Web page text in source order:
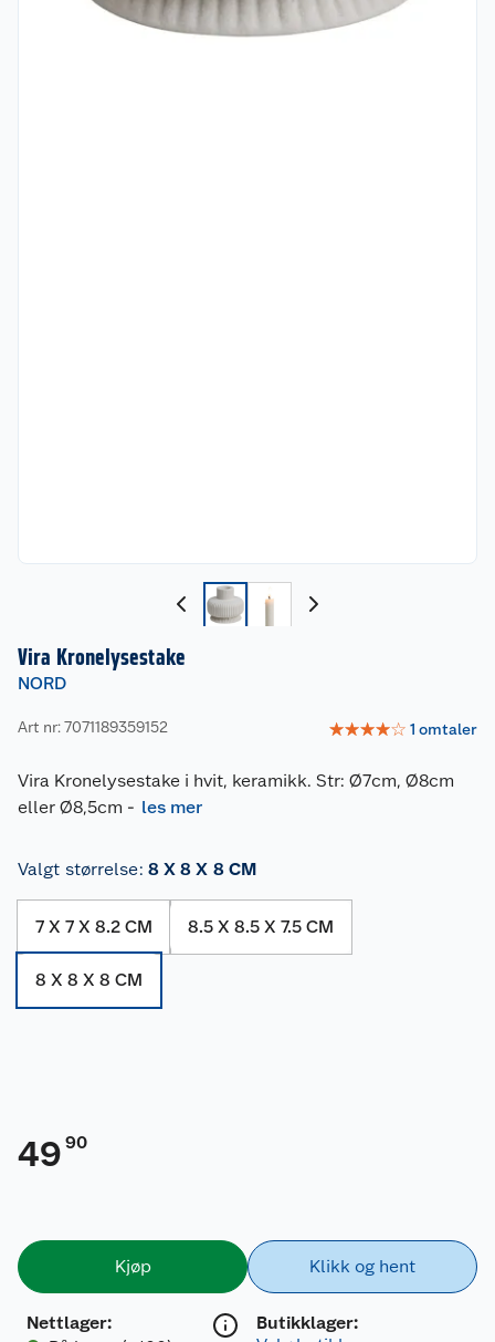
Vira Kronelysestake
NORD
Art nr: 7071189359152 ☆☆☆☆☆ 1 omtaler
Vira Kronelysestake i hvit, keramikk. Str: Ø7cm, Ø8cm
eller Ø8,5cm - les mer
Valgt størrelse: 8 X 8 X 8 CM
7 X 7 X 8.2 CM 8.5 X 8.5 X 7.5 CM
8 X 8 X 8 CM
49 90
Kjøp
Nettlager:
Klikk og hent
Butikklager: